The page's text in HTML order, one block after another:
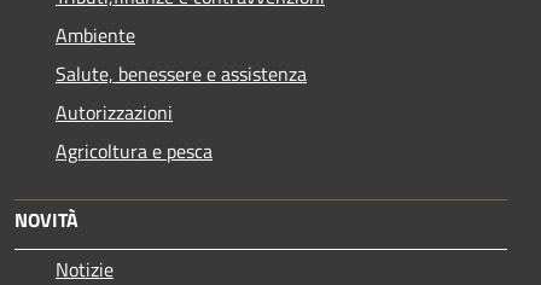
Ambiente
Salute, benessere e assistenza
Autorizzazioni
Agricoltura e pesca
NOVITÀ
Notizie